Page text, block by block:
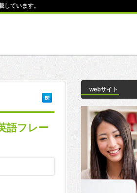
ています。
語フレー
webサイト